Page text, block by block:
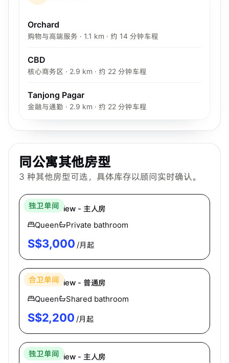
Orchard
购物与高端服务 · 1.1 km · 约 14 分钟车程
CBD
核心商务区 · 2.9 km · 约 22 分钟车程
Tanjong Pagar
金融与通勤 · 2.9 km · 约 22 分钟车程
同公寓其他房型
3 种其他房型可选，具体库存以顾问实时确认。
独卫单间
Hei Homes
Mutiara View - 主人房
Queen
Private bathroom
S$3,000 /月起
合卫单间
Mutiara View - 普通房
Queen
Shared bathroom
S$2,200 /月起
独卫单间
Mutiara View - 主人房